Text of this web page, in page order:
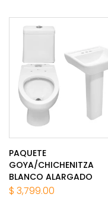
PAQUETE
GOYA/CHICHENITZA
BLANCO ALARGADO
$ 3,799.00